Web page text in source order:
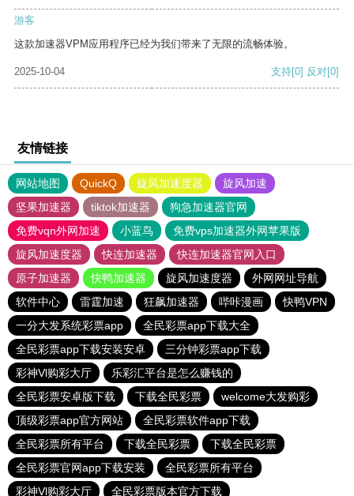
游客
这款加速器VPM应用程序已经为我们带来了无限的流畅体验。
2025-10-04 支持[0] 反对[0]
友情链接
网站地图 QuickQ 旋风加速度器
旋风加速
坚果加速器
tiktok加速器
狗急加速器官网
免费vqn外网加速
小蓝鸟
免费vps加速器外网苹果版
旋风加速度器
快连加速器
快连加速器官网入口
原子加速器
快鸭加速器 旋风加速度器
外网网址导航
软件中心
雷霆加速 狂飙加速器 哔咔漫画
快鸭VPN
一分大发系统彩票app
全民彩票app下载大全
全民彩票app下载安装安卓
三分钟彩票app下载
彩神Vl购彩大厅
乐彩汇平台是怎么赚钱的
全民彩票安卓版下载
下载全民彩票
welcome大发购彩
顶级彩票app官方网站
全民彩票软件app下载
全民彩票所有平台
下载全民彩票
下载全民彩票
全民彩票官网app下载安装
全民彩票所有平台
彩神Vl购彩大厅
全民彩票版本官方下载